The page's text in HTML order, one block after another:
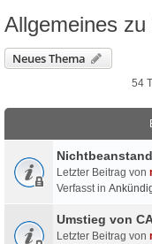
Allgemeines zu
Neues Thema
54
Letzter Beitrag von
Verfasst in
Umstieg von
Letzter Beitrag von